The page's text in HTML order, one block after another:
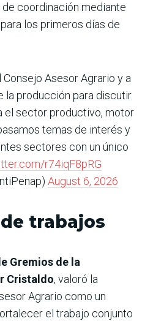
coordinación mediante
los primeros días de
Asesor Agrario y a
la producción para discutir
el sector productivo, motor
temas de interés y
sectores con un único
r74iqF8pRG
August 6, 2026
trabajos
Gremios de la
Cristaldo, valoró la
Agrario como un
el trabajo conjunto